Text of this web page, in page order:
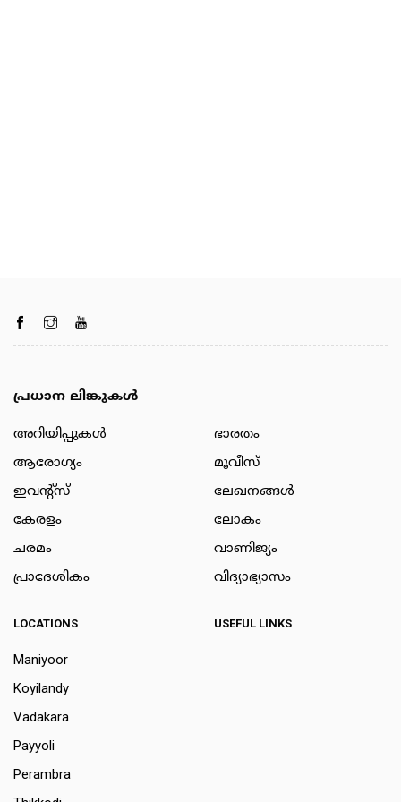
പ്രധാന ലിങ്കുകൾ
അറിയിപ്പുകള്‍
ആരോഗ്യം
ഇവന്റ്സ്
കേരളം
ചരമം
പ്രാദേശികം
ഭാരതം
മൂവീസ്
ലേഖനങ്ങള്‍
ലോകം
വാണിജ്യം
വിദ്യാഭ്യാസം
LOCATIONS
Maniyoor
Koyilandy
Vadakara
Payyoli
Perambra
USEFUL LINKS